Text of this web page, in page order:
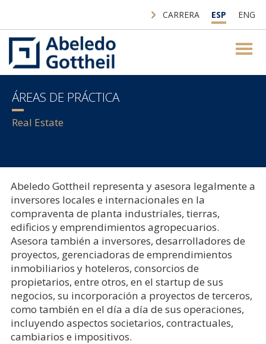
CARRERA ESP ENG
ÁREAS DE PRÁCTICA
Real Estate
Abeledo Gottheil representa y asesora legalmente a
inversores locales e internacionales en la
compraventa de planta industriales, tierras,
edificios y emprendimientos agropecuarios.
Asesora también a inversores, desarrolladores de
proyectos, gerenciadoras de emprendimientos
inmobiliarios y hoteleros, consorcios de
propietarios, entre otros, en el startup de sus
negocios, su incorporación a proyectos de terceros,
como también en el día a día de sus operaciones,
incluyendo aspectos societarios, contractuales,
cambiarios e impositivos.